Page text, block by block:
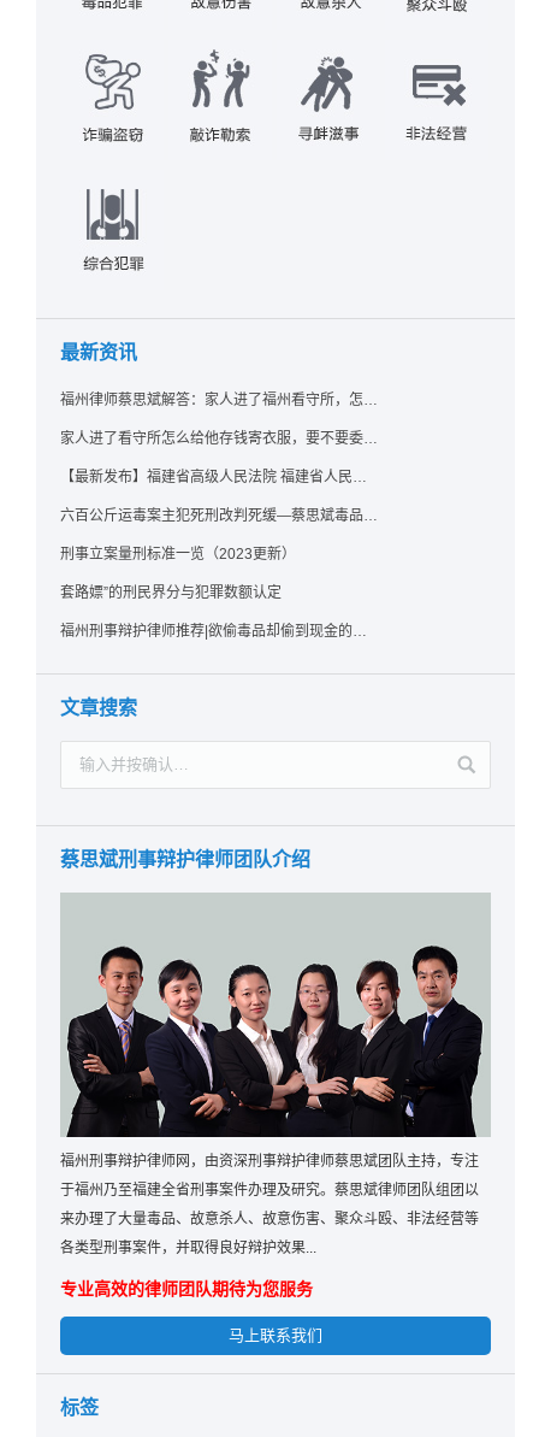
最新资讯
福州律师蔡思斌解答：家人进了福州看守所，怎么存钱寄衣服？最新实用指南请查收！
家人进了看守所怎么给他存钱寄衣服，要不要委托律师？福州看守所相关问题解答
【最新发布】福建省高级人民法院 福建省人民检察院《关于常见犯罪的量刑指导意见（二）（试行）》实施细则（试行）
六百公斤运毒案主犯死刑改判死缓—蔡思斌毒品犯罪辩护成功案例
刑事立案量刑标准一览（2023更新）
套路嫖”的刑民界分与犯罪数额认定
福州刑事辩护律师推荐|欲偷毒品却偷到现金的行为应如何认定？
文章搜索
蔡思斌刑事辩护律师团队介绍
福州刑事辩护律师网，由资深刑事辩护律师蔡思斌团队主持，专注
于福州乃至福建全省刑事案件办理及研究。蔡思斌律师团队组团以
来办理了大量毒品、故意杀人、故意伤害、聚众斗殴、非法经营等
各类型刑事案件，并取得良好辩护效果...
专业高效的律师团队期待为您服务
马上联系我们
标签